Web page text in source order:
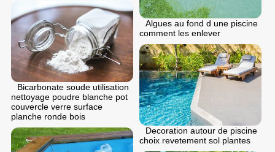
Algues au fond d une piscine
comment les enlever
Bicarbonate soude utilisation
nettoyage poudre blanche pot
couvercle verre surface
planche ronde bois
Decoration autour de piscine
choix revetement sol plantes